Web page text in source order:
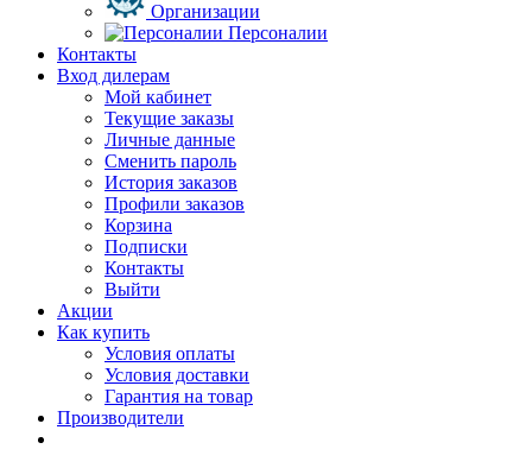
Организации
Персоналии
Контакты
Вход дилерам
Мой кабинет
Текущие заказы
Личные данные
Сменить пароль
История заказов
Профили заказов
Корзина
Подписки
Контакты
Выйти
Акции
Как купить
Условия оплаты
Условия доставки
Гарантия на товар
Производители